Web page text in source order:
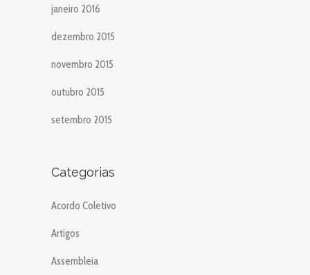
janeiro 2016
dezembro 2015
novembro 2015
outubro 2015
setembro 2015
Categorias
Acordo Coletivo
Artigos
Assembleia